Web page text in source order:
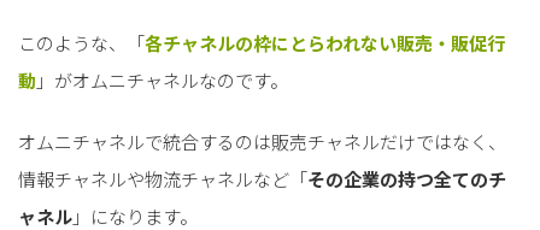
このような、「各チャネルの枠にとらわれない販売・販促行
動 」がオムニチャネルなのです。
オムニチャネルで統合するのは販売チャネルだけではなく、
情報チャネルや物流チャネルなど「その企業の持つ全てのチ
ャネル」になります。